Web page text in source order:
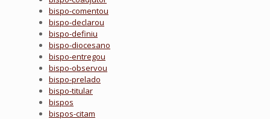
bispo-comentou
bispo-declarou
bispo-definiu
bispo-diocesano
bispo-entregou
bispo-observou
bispo-prelado
bispo-titular
bispos
bispos-citam